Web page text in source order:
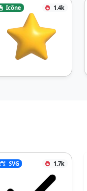
Icône 1.4k
SVG 1.7k